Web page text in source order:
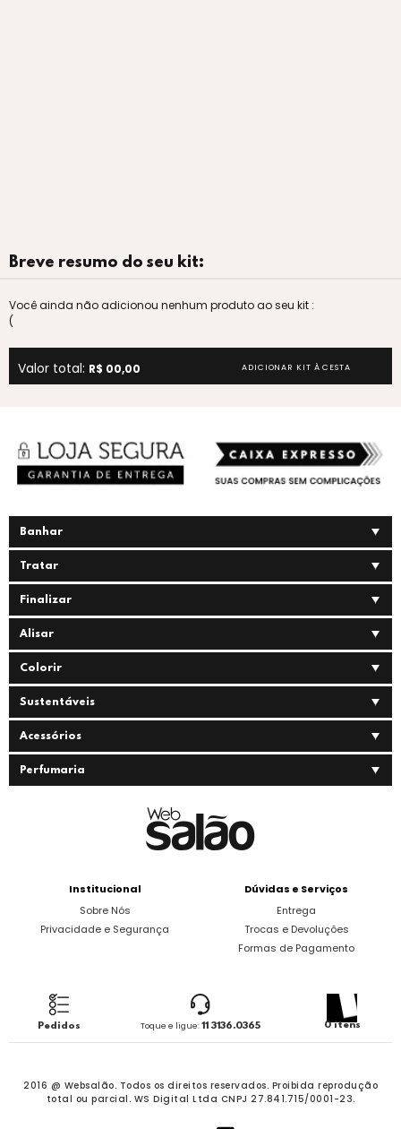
Breve resumo do seu kit:
Você ainda não adicionou nenhum produto ao seu kit :
(
Valor total: R$ 00,00 ADICIONAR KIT À CESTA
Banhar
Tratar
Finalizar
Alisar
Colorir
Sustentáveis
Acessórios
Perfumaria
Institucional
Sobre Nós
Privacidade e Segurança
Dúvidas e Serviços
Entrega
Trocas e Devoluções
Formas de Pagamento
Pedidos Toque e ligue:11 3136.0365 0 itens
2016 @ Websalão. Todos os direitos reservados. Proibida reprodução
total ou parcial. WS Digital Ltda CNPJ 27.841.715/0001-23.